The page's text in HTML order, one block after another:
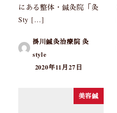
にある整体・鍼灸院「灸
Sty […]
掛川鍼灸治療院 灸
style
2020年11月27日
美容鍼